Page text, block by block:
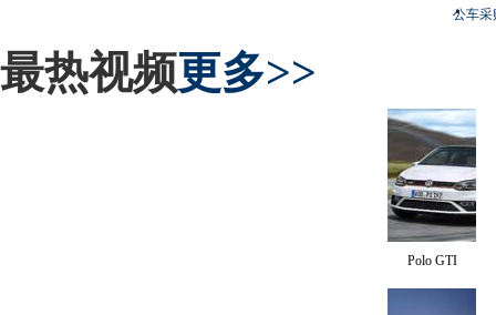
公车采
最热视频更多>>
Polo GTI